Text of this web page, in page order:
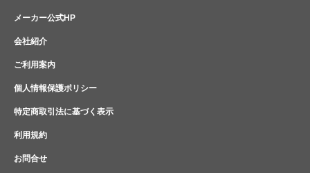
メーカー公式HP
会社紹介
ご利用案内
個人情報保護ポリシー
特定商取引法に基づく表示
利用規約
お問合せ